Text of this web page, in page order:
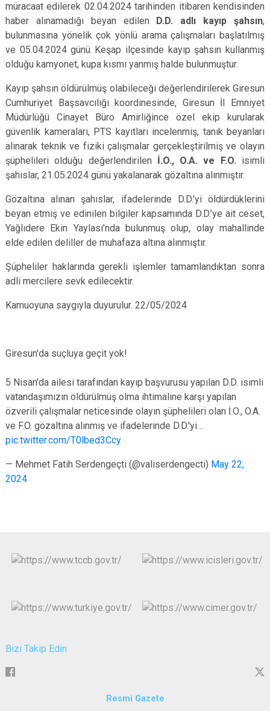
müracaat edilerek 02.04.2024 tarihinden itibaren kendisinden
haber alınamadığı beyan edilen D.D. adlı kayıp şahsın,
bulunmasına yönelik çok yönlü arama çalışmaları başlatılmış
ve 05.04.2024 günü Keşap ilçesinde kayıp şahsın kullanmış
olduğu kamyonet, kupa kısmı yanmış halde bulunmuştur.
Kayıp şahsın öldürülmüş olabileceği değerlendirilerek Giresun
Cumhuriyet Başsavcılığı koordinesinde, Giresun İl Emniyet
Müdürlüğü Cinayet Büro Amirliğince özel ekip kurularak
güvenlik kameraları, PTS kayıtları incelenmiş, tanık beyanları
alınarak teknik ve fiziki çalışmalar gerçekleştirilmiş ve olayın
şüphelileri olduğu değerlendirilen İ.O., O.A. ve F.O. isimli
şahıslar, 21.05.2024 günü yakalanarak gözaltına alınmıştır.
Gözaltına alınan şahıslar, ifadelerinde D.D.’yi öldürdüklerini
beyan etmiş ve edinilen bilgiler kapsamında D.D.’ye ait ceset,
Yağlıdere Ekin Yaylası’nda bulunmuş olup, olay mahallinde
elde edilen deliller de muhafaza altına alınmıştır.
Şüpheliler haklarında gerekli işlemler tamamlandıktan sonra
adli mercilere sevk edilecektir.
Kamuoyuna saygıyla duyurulur. 22/05/2024
Giresun'da suçluya geçit yok!
5 Nisan'da ailesi tarafından kayıp başvurusu yapılan D.D. isimli
vatandaşımızın öldürülmüş olma ihtimaline karşı yapılan
özverili çalışmalar neticesinde olayın şüphelileri olan İ.O., O.A.
ve F.O. gözaltına alınmış ve ifadelerinde D.D.'yi…
pic.twitter.com/T0lbed3Ccy
— Mehmet Fatih Serdengeçti (@valiserdengecti) May 22,
2024
Bizi Takip Edin
Resmi Gazete